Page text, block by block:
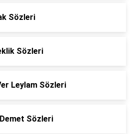
Sözleri
Sözleri
Leylam Sözleri
Sözleri